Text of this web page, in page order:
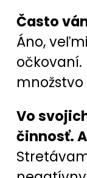
Často
Áno,
Vo
činnosť.